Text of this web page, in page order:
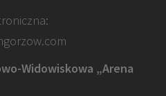
Widowiskowa „Arena